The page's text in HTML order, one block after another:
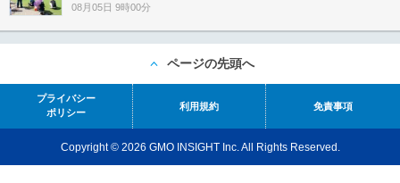
08月05日 9時00分
ページの先頭へ
プライバシー
ポリシー
利用規約 免責事項
Copyright © 2026 GMO INSIGHT Inc. All Rights Reserved.